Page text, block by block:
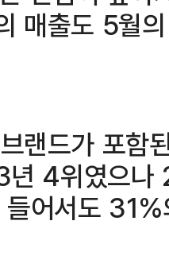
매출도 5월
랜드가 포함
4위였으나
어서도